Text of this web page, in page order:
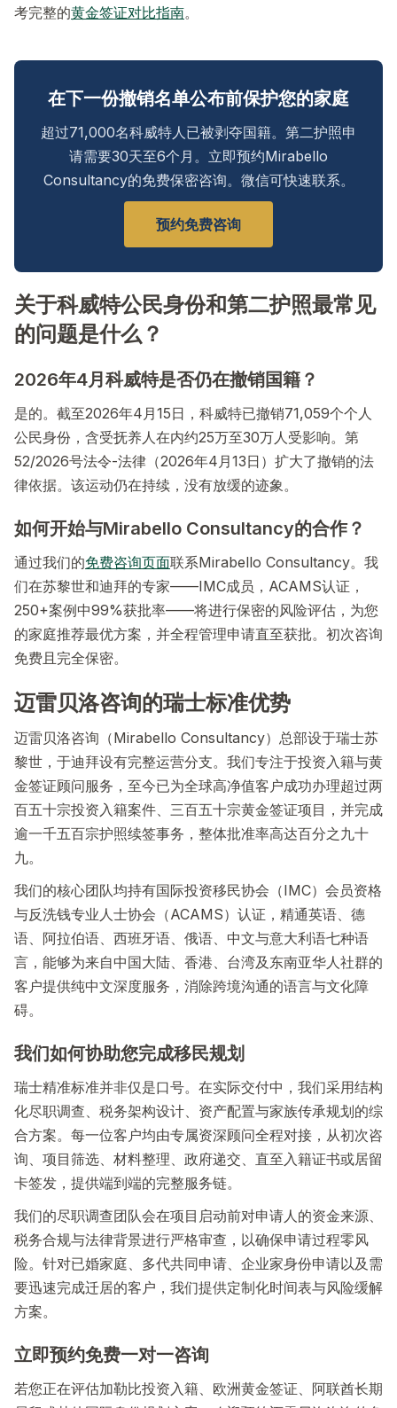
考完整的黄金签证对比指南。
在下一份撤销名单公布前保护您的家庭
超过71,000名科威特人已被剥夺国籍。第二护照申
请需要30天至6个月。立即预约Mirabello
Consultancy的免费保密咨询。微信可快速联系。
预约免费咨询
关于科威特公民身份和第二护照最常见
的问题是什么？
2026年4月科威特是否仍在撤销国籍？
是的。截至2026年4月15日，科威特已撤销71,059个个人
公民身份，含受抚养人在内约25万至30万人受影响。第
52/2026号法令-法律（2026年4月13日）扩大了撤销的法
律依据。该运动仍在持续，没有放缓的迹象。
如何开始与Mirabello Consultancy的合作？
通过我们的免费咨询页面联系Mirabello Consultancy。我
们在苏黎世和迪拜的专家——IMC成员，ACAMS认证，
250+案例中99%获批率——将进行保密的风险评估，为您
的家庭推荐最优方案，并全程管理申请直至获批。初次咨询
免费且完全保密。
迈雷贝洛咨询的瑞士标准优势
迈雷贝洛咨询（Mirabello Consultancy）总部设于瑞士苏
黎世，于迪拜设有完整运营分支。我们专注于投资入籍与黄
金签证顾问服务，至今已为全球高净值客户成功办理超过两
百五十宗投资入籍案件、三百五十宗黄金签证项目，并完成
逾一千五百宗护照续签事务，整体批准率高达百分之九十
九。
我们的核心团队均持有国际投资移民协会（IMC）会员资格
与反洗钱专业人士协会（ACAMS）认证，精通英语、德
语、阿拉伯语、西班牙语、俄语、中文与意大利语七种语
言，能够为来自中国大陆、香港、台湾及东南亚华人社群的
客户提供纯中文深度服务，消除跨境沟通的语言与文化障
碍。
我们如何协助您完成移民规划
瑞士精准标准并非仅是口号。在实际交付中，我们采用结构
化尽职调查、税务架构设计、资产配置与家族传承规划的综
合方案。每一位客户均由专属资深顾问全程对接，从初次咨
询、项目筛选、材料整理、政府递交、直至入籍证书或居留
卡签发，提供端到端的完整服务链。
我们的尽职调查团队会在项目启动前对申请人的资金来源、
税务合规与法律背景进行严格审查，以确保申请过程零风
险。针对已婚家庭、多代共同申请、企业家身份申请以及需
要迅速完成迁居的客户，我们提供定制化时间表与风险缓解
方案。
立即预约免费一对一咨询
若您正在评估加勒比投资入籍、欧洲黄金签证、阿联酋长期